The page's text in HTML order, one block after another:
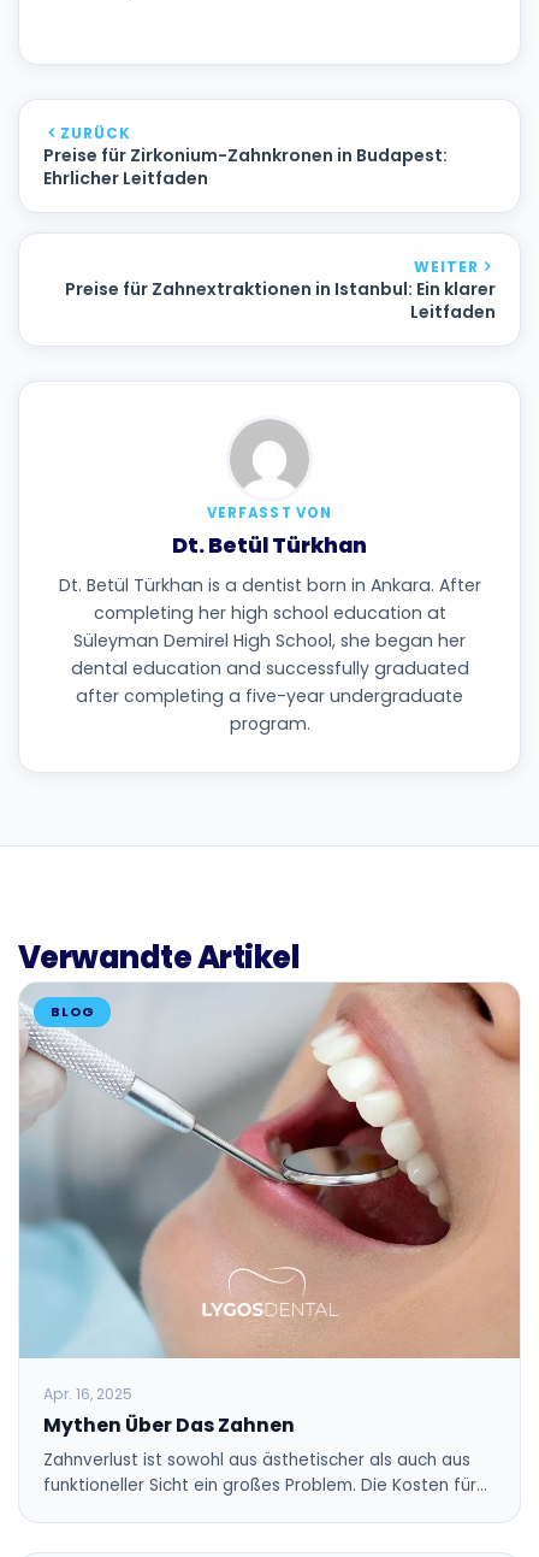
ZURÜCK
Preise für Zirkonium-Zahnkronen in Budapest:
Ehrlicher Leitfaden
WEITER
Preise für Zahnextraktionen in Istanbul: Ein klarer
Leitfaden
VERFASST VON
Dt. Betül Türkhan
Dt. Betül Türkhan is a dentist born in Ankara. After
completing her high school education at
Süleyman Demirel High School, she began her
dental education and successfully graduated
after completing a five-year undergraduate
program.
Verwandte Artikel
BLOG
Apr. 16, 2025
Mythen Über Das Zahnen
Zahnverlust ist sowohl aus ästhetischer als auch aus
funktioneller Sicht ein großes Problem. Die Kosten für…